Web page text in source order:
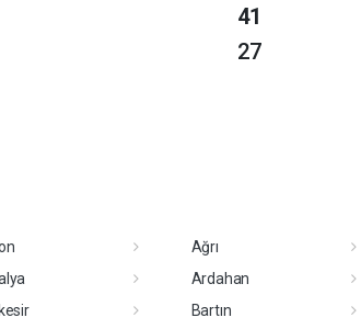
41
27
Ağrı
Ardahan
Bartın